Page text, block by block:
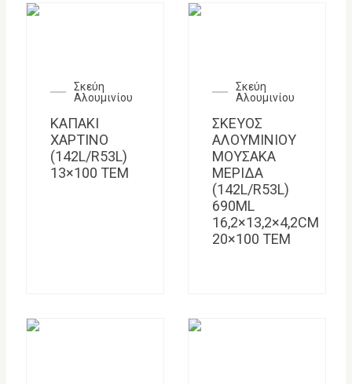
Σκεύη
Αλουμινίου
ΚΑΠΑΚΙ
ΧΑΡΤΙΝΟ
(142L/R53L)
13×100 ΤΕΜ
Σκεύη
Αλουμινίου
ΣΚΕΥΟΣ
ΑΛΟΥΜΙΝΙΟΥ
ΜΟΥΣΑΚΑ
ΜΕΡΙΔΑ
(142L/R53L)
690ML
16,2×13,2×4,2CM
20×100 TEM